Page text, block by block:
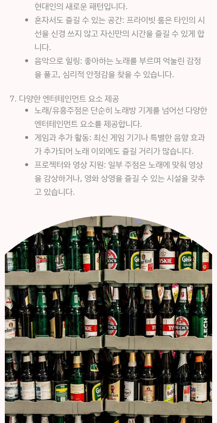
현대인의 새로운 패턴입니다.
혼자서도 즐길 수 있는 공간: 프라이빗 룸은 타인의 시
선을 신경 쓰지 않고 자신만의 시간을 즐길 수 있게 합
니다.
음악으로 힐링: 좋아하는 노래를 부르며 억눌린 감정
을 풀고, 심리적 안정감을 찾을 수 있습니다.
7. 다양한 엔터테인먼트 요소 제공
노래/유흥주점은 단순히 노래방 기계를 넘어선 다양한
엔터테인먼트 요소를 제공합니다.
게임과 추가 활동: 최신 게임 기기나 특별한 음향 효과
가 추가되어 노래 이외에도 즐길 거리가 많습니다.
프로젝터와 영상 지원: 일부 주점은 노래에 맞춰 영상
을 감상하거나, 영화 상영을 즐길 수 있는 시설을 갖추
고 있습니다.